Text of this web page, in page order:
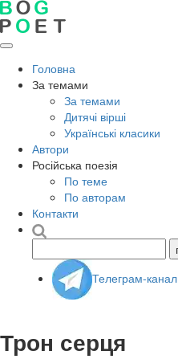
Головна
За темами
За темами
Дитячі вірші
Українські класики
Автори
Російська поезія
По теме
По авторам
Контакти
Телеграм-канал
Трон серця